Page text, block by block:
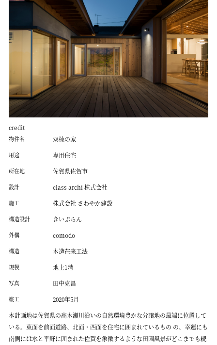
credit
物件名 双棟の家
用途 専用住宅
所在地 佐賀県佐賀市
設計 class archi 株式会社
施工 株式会社 さわやか建設
構造設計 きいぷらん
外構 comodo
構造 木造在来工法
規模 地上1階
写真 田中克昌
竣工
2020年5月
本計画地は佐賀県の髙木瀬川沿いの自然環境豊かな分譲地の最端に位置して
いる。東面を前面道路、北面・西面を住宅に囲まれているもの の、幸運にも
南側には水と平野に囲まれた佐賀を象徴するような田園風景がどこまでも続